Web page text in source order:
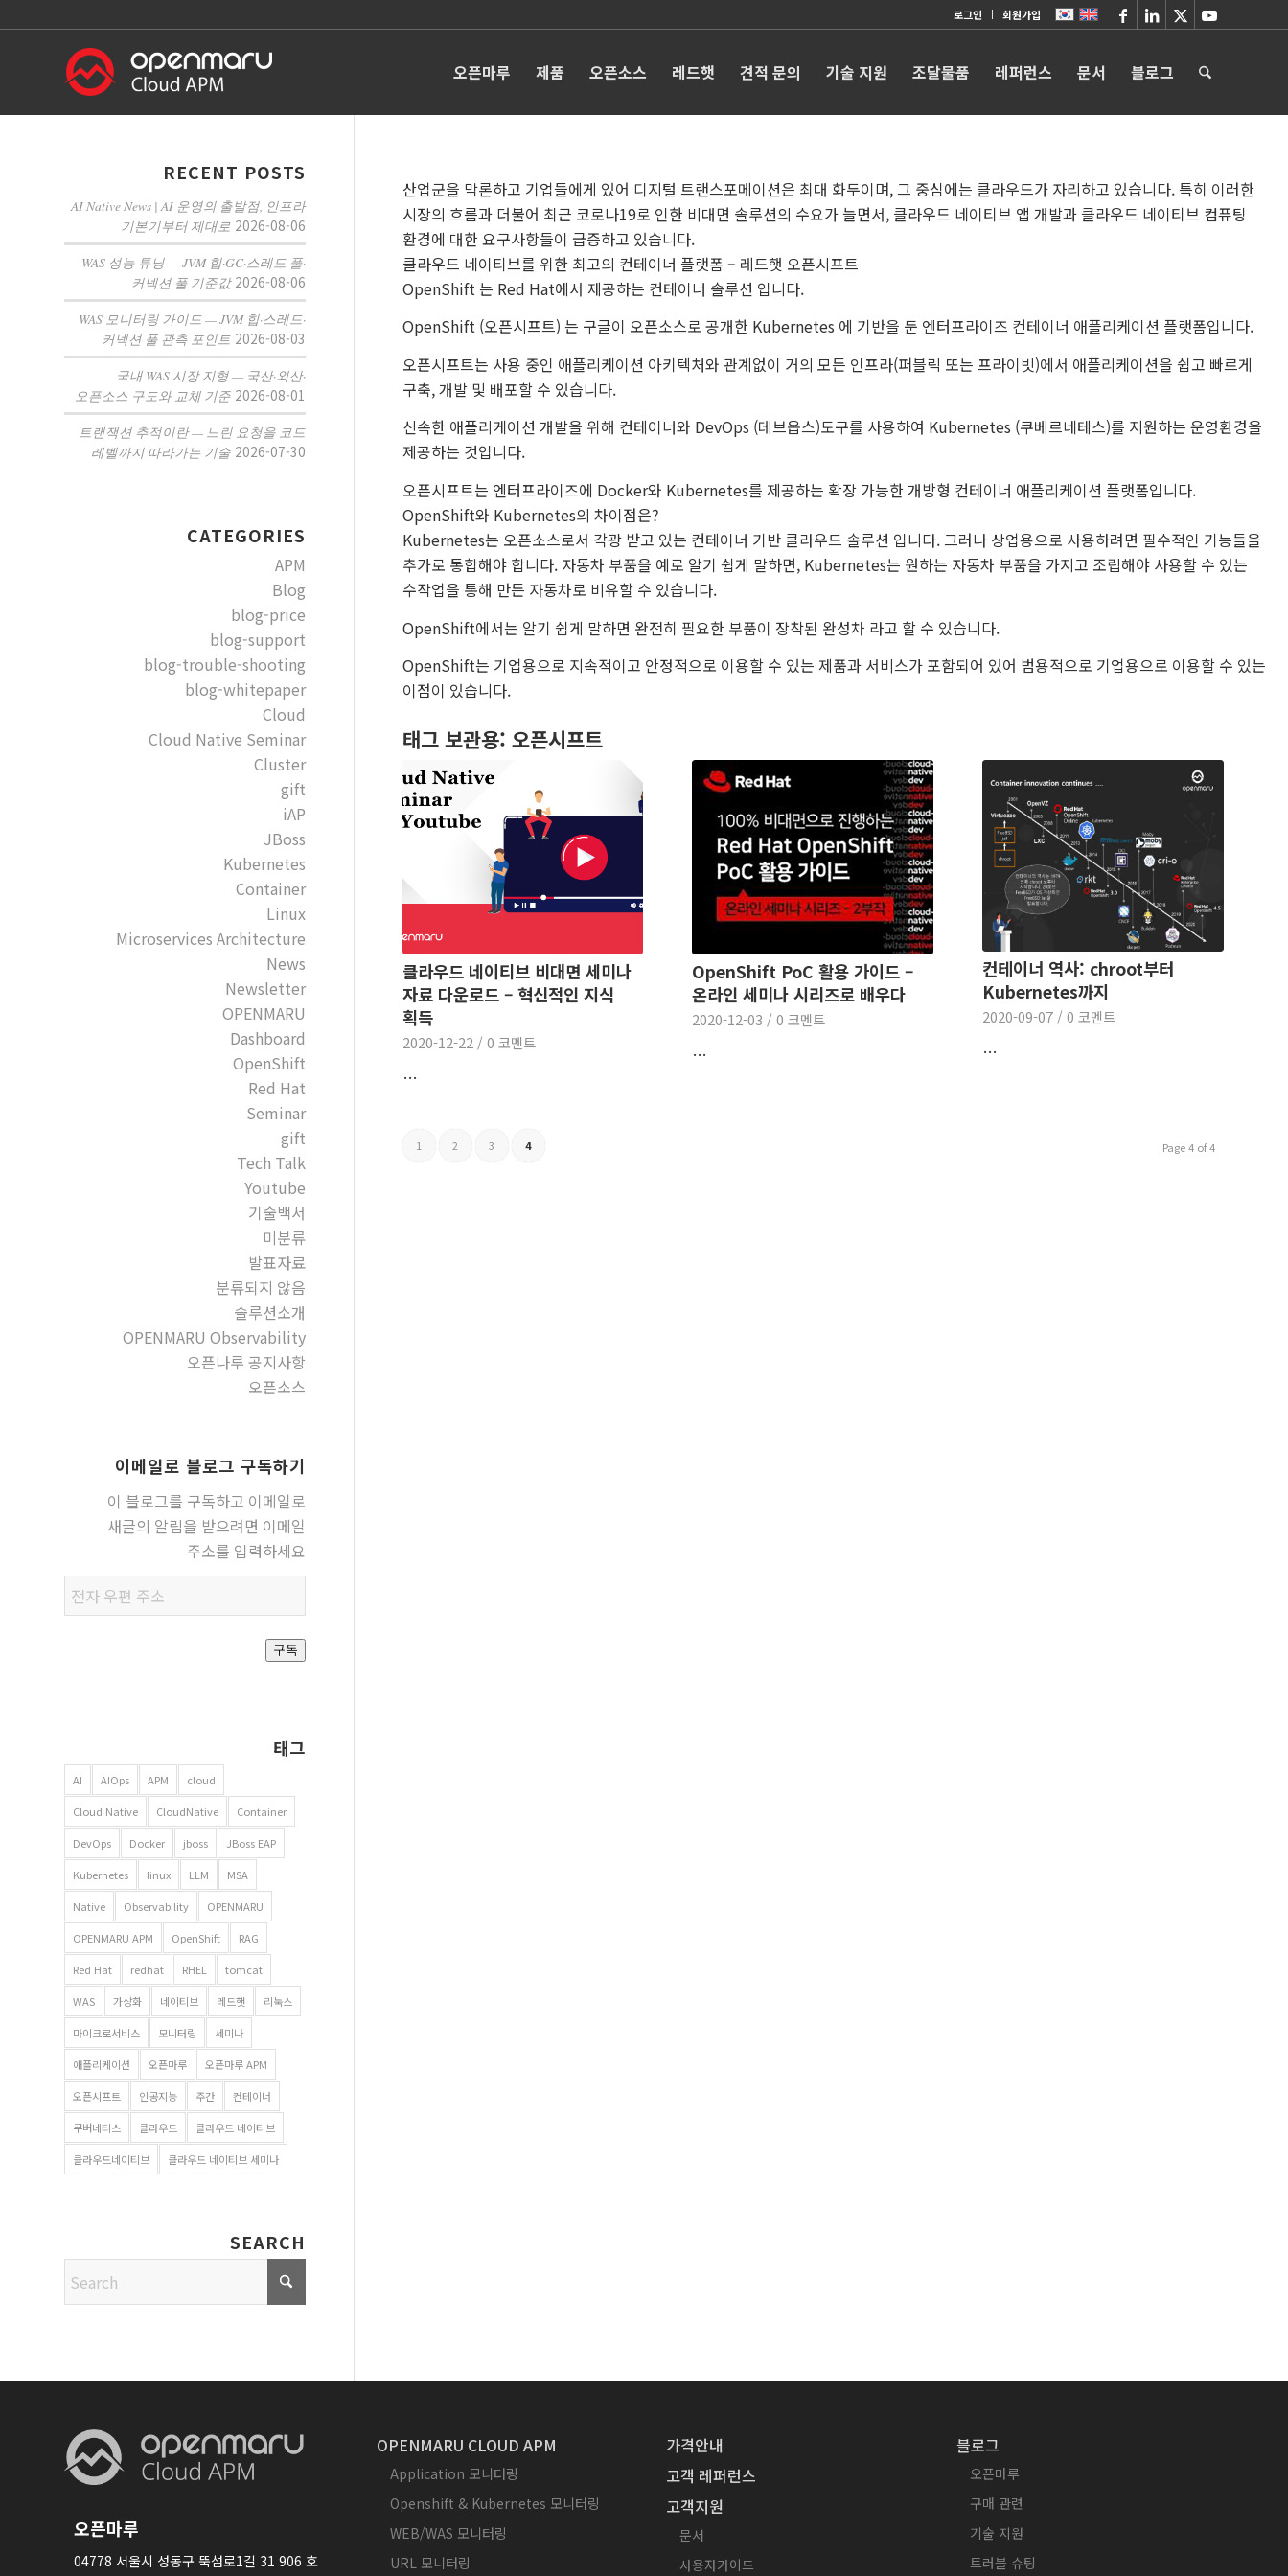
로그인 회원가입
오픈마루 제품 오픈소스 레드햇 견적 문의 기술 지원 조달물품 레퍼런스 문서 블로그
산업군을 막론하고 기업들에게 있어 디지털 트랜스포메이션은 최대 화두이며, 그 중심에는 클라우드가 자리하고 있습니다. 특히 이러한
시장의 흐름과 더불어 최근 코로나19로 인한 비대면 솔루션의 수요가 늘면서, 클라우드 네이티브 앱 개발과 클라우드 네이티브 컴퓨팅
환경에 대한 요구사항들이 급증하고 있습니다.
클라우드 네이티브를 위한 최고의 컨테이너 플랫폼 – 레드햇 오픈시프트
OpenShift 는 Red Hat에서 제공하는 컨테이너 솔루션 입니다.
OpenShift (오픈시프트) 는 구글이 오픈소스로 공개한 Kubernetes 에 기반을 둔 엔터프라이즈 컨테이너 애플리케이션 플랫폼입니다.
오픈시프트는 사용 중인 애플리케이션 아키텍처와 관계없이 거의 모든 인프라(퍼블릭 또는 프라이빗)에서 애플리케이션을 쉽고 빠르게
구축, 개발 및 배포할 수 있습니다.
신속한 애플리케이션 개발을 위해 컨테이너와 DevOps (데브옵스)도구를 사용하여 Kubernetes (쿠베르네테스)를 지원하는 운영환경을
제공하는 것입니다.
오픈시프트는 엔터프라이즈에 Docker와 Kubernetes를 제공하는 확장 가능한 개방형 컨테이너 애플리케이션 플랫폼입니다.
OpenShift와 Kubernetes의 차이점은?
Kubernetes는 오픈소스로서 각광 받고 있는 컨테이너 기반 클라우드 솔루션 입니다. 그러나 상업용으로 사용하려면 필수적인 기능들을
추가로 통합해야 합니다. 자동차 부품을 예로 알기 쉽게 말하면, Kubernetes는 원하는 자동차 부품을 가지고 조립해야 사용할 수 있는
수작업을 통해 만든 자동차로 비유할 수 있습니다.
OpenShift에서는 알기 쉽게 말하면 완전히 필요한 부품이 장착된 완성차 라고 할 수 있습니다.
OpenShift는 기업용으로 지속적이고 안정적으로 이용할 수 있는 제품과 서비스가 포함되어 있어 범용적으로 기업용으로 이용할 수 있는
이점이 있습니다.
태그 보관용: 오픈시프트
클라우드 네이티브 비대면 세미나
자료 다운로드 – 혁신적인 지식
획득
2020-12-22 / 0 코멘트
…
OpenShift PoC 활용 가이드 –
온라인 세미나 시리즈로 배우다
2020-12-03 / 0 코멘트
…
컨테이너 역사: chroot부터
Kubernetes까지
2020-09-07 / 0 코멘트
…
Page 4 of 4
1 2 3 4
RECENT POSTS
AI Native News | AI 운영의 출발점, 인프라
기본기부터 제대로 2026-08-06
WAS 성능 튜닝 — JVM 힙·GC·스레드 풀·
커넥션 풀 기준값 2026-08-06
WAS 모니터링 가이드 — JVM 힙·스레드·
커넥션 풀 관측 포인트 2026-08-03
국내 WAS 시장 지형 — 국산·외산·
오픈소스 구도와 교체 기준 2026-08-01
트랜잭션 추적이란 — 느린 요청을 코드
레벨까지 따라가는 기술 2026-07-30
CATEGORIES
APM
Blog
blog-price
blog-support
blog-trouble-shooting
blog-whitepaper
Cloud
Cloud Native Seminar
Cluster
gift
iAP
JBoss
Kubernetes
Container
Linux
Microservices Architecture
News
Newsletter
OPENMARU
Dashboard
OpenShift
Red Hat
Seminar
gift
Tech Talk
Youtube
기술백서
미분류
발표자료
분류되지 않음
솔루션소개
OPENMARU Observability
오픈나루 공지사항
오픈소스
이메일로 블로그 구독하기
이 블로그를 구독하고 이메일로
새글의 알림을 받으려면 이메일
주소를 입력하세요
우편
주소
구독
태그
AI AIOps APM cloud
Cloud Native CloudNative Container
DevOps Docker jboss JBoss EAP
Kubernetes linux LLM MSA
Native Observability OPENMARU
OPENMARU APM OpenShift RAG
Red Hat redhat RHEL tomcat
WAS 가상화 네이티브 레드햇 리눅스
마이크로서비스 모니터링 세미나
애플리케이션 오픈마루 오픈마루 APM
오픈시프트 인공지능 주간 컨테이너
쿠버네티스 클라우드 클라우드 네이티브
클라우드네이티브 클라우드 네이티브 세미나
SEARCH
오픈마루
04778 서울시 성동구 뚝섬로1길 31 906 호
OPENMARU CLOUD APM
Application 모니터링
Openshift & Kubernetes 모니터링
WEB/WAS 모니터링
URL 모니터링
가격안내
고객 레퍼런스
고객지원
문서
사용자가이드
블로그
오픈마루
구매 관련
기술 지원
트러블 슈팅